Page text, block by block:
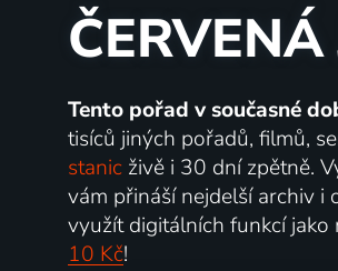
ČERVENÁ
Tento pořad v současné
tisíců jiných pořadů, filmů,
stanicživě i 30 dní zpětně.
vám přináší nejdelší archiv i
využít digitálních funkcí jako
10 Kč!